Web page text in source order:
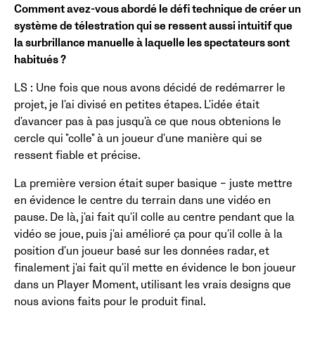
Comment avez-vous abordé le défi technique de créer un
système de télestration qui se ressent aussi intuitif que
la surbrillance manuelle à laquelle les spectateurs sont
habitués ?
LS : Une fois que nous avons décidé de redémarrer le
projet, je l'ai divisé en petites étapes. L'idée était
d'avancer pas à pas jusqu'à ce que nous obtenions le
cercle qui "colle" à un joueur d'une manière qui se
ressent fiable et précise.
La première version était super basique – juste mettre
en évidence le centre du terrain dans une vidéo en
pause. De là, j'ai fait qu'il colle au centre pendant que la
vidéo se joue, puis j'ai amélioré ça pour qu'il colle à la
position d'un joueur basé sur les données radar, et
finalement j'ai fait qu'il mette en évidence le bon joueur
dans un Player Moment, utilisant les vrais designs que
nous avions faits pour le produit final.